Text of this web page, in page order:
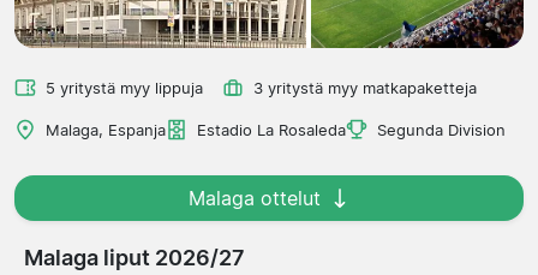
5 yritystä myy lippuja 3 yritystä myy matkapaketteja
Malaga, Espanja Estadio La Rosaleda Segunda Division
Malaga ottelut
Malaga liput 2026/27